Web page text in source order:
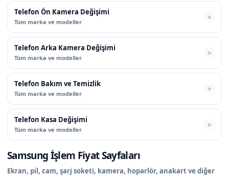
Telefon Ön Kamera Değişimi
Tüm marka ve modeller
Telefon Arka Kamera Değişimi
Tüm marka ve modeller
Telefon Bakım ve Temizlik
Tüm marka ve modeller
Telefon Kasa Değişimi
Tüm marka ve modeller
Samsung İşlem Fiyat Sayfaları
Ekran, pil, cam, şarj soketi, kamera, hoparlör, anakart ve diğer